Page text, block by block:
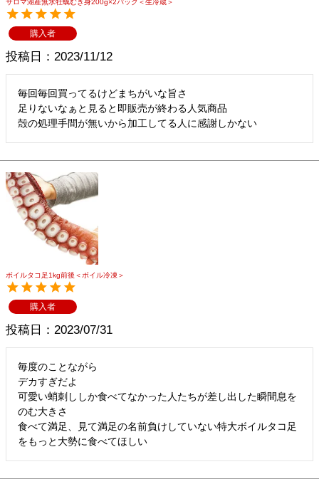
サロマ湖産無水牡蠣むき身200g×2パック＜生冷蔵＞
購入者
投稿日 2023/11/12
毎回毎回買ってるけどまちがいな旨さ
足りないなぁと見ると即販売が終わる人気商品
殻の処理手間が無いから加工してる人に感謝しかない
ボイルタコ足1kg前後＜ボイル冷凍＞
購入者
投稿日 2023/07/31
毎度のことながら
デカすぎだよ
可愛い蛸刺ししか食べてなかった人たちが差し出した瞬間息を
のむ大きさ
食べて満足、見て満足の名前負けしていない特大ボイルタコ足
をもっと大勢に食べてほしい